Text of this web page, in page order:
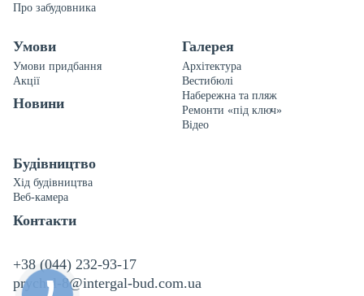
Про забудовника
Умови
Умови придбання
Акції
Новини
Галерея
Архітектура
Вестибюлі
Набережна та пляж
Ремонти «під ключ»
Відео
Будівництво
Хід будівництва
Веб-камера
Контакти
+38 (044) 232-93-17
prychal-8@intergal-bud.com.ua